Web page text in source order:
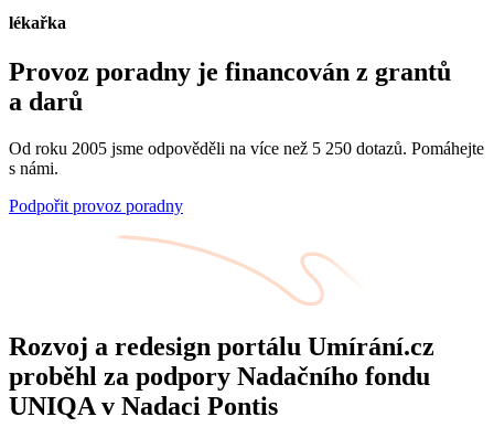
lékařka
Provoz poradny je financován z grantů
a darů
Od roku 2005 jsme odpověděli na více než 5 250 dotazů. Pomáhejte
s námi.
Podpořit provoz poradny
Rozvoj a redesign portálu Umírání.cz
proběhl za podpory Nadačního fondu
UNIQA v Nadaci Pontis